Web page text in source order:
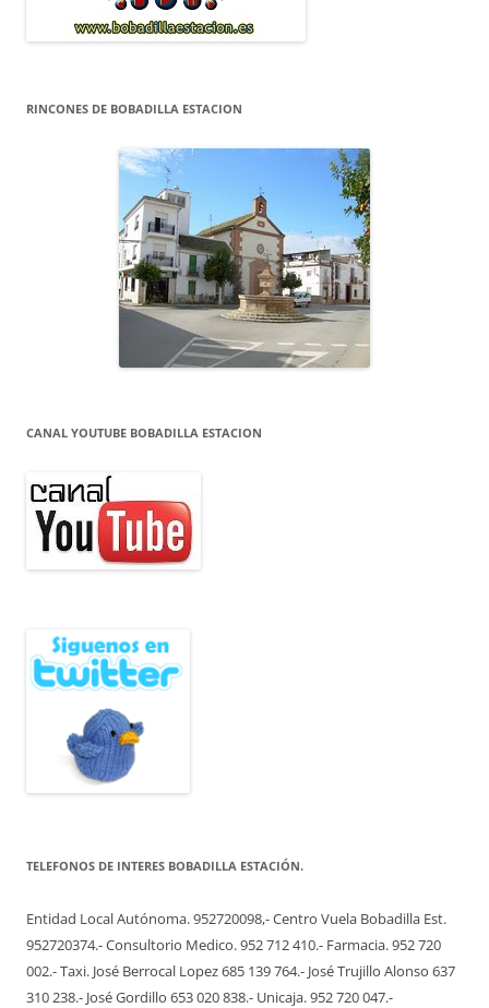
RINCONES DE BOBADILLA ESTACION
CANAL YOUTUBE BOBADILLA ESTACION
TELEFONOS DE INTERES BOBADILLA ESTACIÓN.
Entidad Local Autónoma. 952720098,- Centro Vuela Bobadilla Est.
952720374.- Consultorio Medico. 952 712 410.- Farmacia. 952 720
002.- Taxi. José Berrocal Lopez 685 139 764.- José Trujillo Alonso 637
310 238.- José Gordillo 653 020 838.- Unicaja. 952 720 047.-